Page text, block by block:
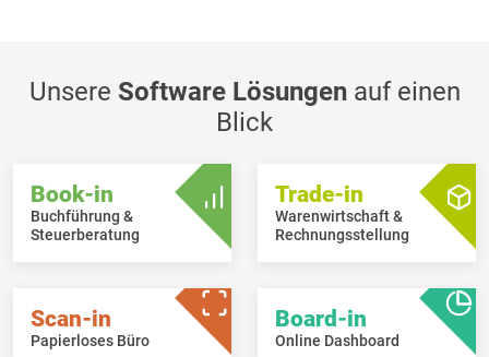
Unsere Software Lösungenauf einen
Blick
Book-in
Buchführung &
Steuerberatung
Trade-in
Warenwirtschaft &
Rechnungsstellung
Scan-in
Papierloses Büro
Board-in
Online Dashboard